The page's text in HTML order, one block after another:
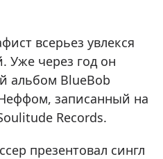
всерьез увлекся
Уже через год он
альбом BlueBob
записанный на
Records.
презентовал сингл